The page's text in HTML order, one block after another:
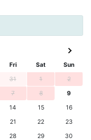
Fri Sat
Sun
31 1
2
7 8
9
14 15
16
21 22
23
28 29
30